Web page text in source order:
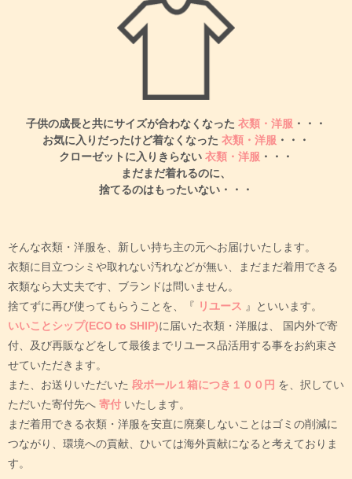
子供の成長と共にサイズが合わなくなった 衣類・洋服
お気に入りだったけど着なくなった 衣類・洋服
クローゼットに入りきらない 衣類・洋服
まだまだ着れるのに、
捨てるのはもったいない・・・
そんな衣類・洋服を、新しい持ち主の元へお届けいたします。
衣類に目立つシミや取れない汚れなどが無い、まだまだ着用できる
衣類なら大丈夫です、ブランドは問いません。
捨てずに再び使ってもらうことを、『
リユース 』といいます。
いいことシップ(ECO to SHIP)に届いた衣類・洋服は、
国内外で寄
付、及び再販などをして最後までリユース品活用する事をお約束さ
せていただきます。
また、お送りいただいた 段ボール１箱につき１００円 を、択してい
ただいた寄付先へ 寄付 いたします。
まだ着用できる衣類・洋服を安直に廃棄しないことはゴミの削減に
つながり、環境への貢献、ひいては海外貢献になると考えておりま
す。